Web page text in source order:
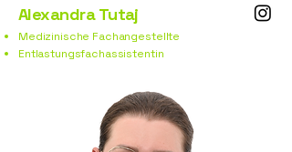
Alexandra Tutaj
Medizinische Fachangestellte
Entlastungsfachassistentin